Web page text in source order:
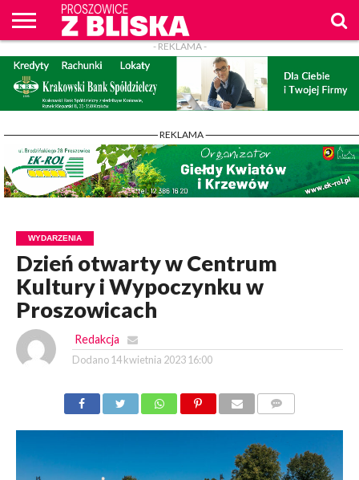
O
NAS
WIADOMOŚCI
ZAPYTAM
WPROST
CENNIK
REKLAM
PROSZOWICE
Z BLISKA
KONTAKT
- REKLAMA -
- REKLAMA -
WYDARZENIA
Dzień otwarty w Centrum
Kultury i Wypoczynku w
Proszowicach
Redakcja
Dodano 14 kwietnia 2023 16:00